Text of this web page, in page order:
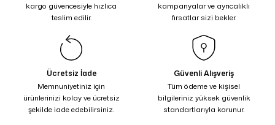
kargo güvencesiyle hızlıca
teslim edilir.
kampanyalar ve ayrıcalıklı
fırsatlar sizi bekler.
Ücretsiz İade
Memnuniyetiniz için
ürünlerinizi kolay ve ücretsiz
şekilde iade edebilirsiniz.
Güvenli Alışveriş
Tüm ödeme ve kişisel
bilgileriniz yüksek güvenlik
standartlarıyla korunur.